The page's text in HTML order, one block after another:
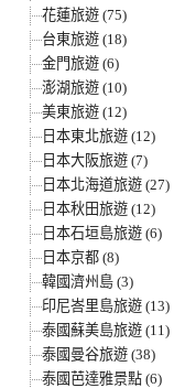
花蓮旅遊 (75)
台東旅遊 (18)
金門旅遊 (6)
澎湖旅遊 (10)
美東旅遊 (12)
日本東北旅遊 (12)
日本大阪旅遊 (7)
日本北海道旅遊 (27)
日本秋田旅遊 (12)
日本石垣島旅遊 (6)
日本京都 (8)
韓國濟州島 (3)
印尼峇里島旅遊 (13)
泰國蘇美島旅遊 (11)
泰國曼谷旅遊 (38)
泰國芭達雅景點 (6)